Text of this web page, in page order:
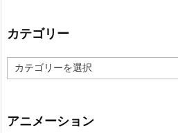
カテゴリー
テ
ー
アニメーション